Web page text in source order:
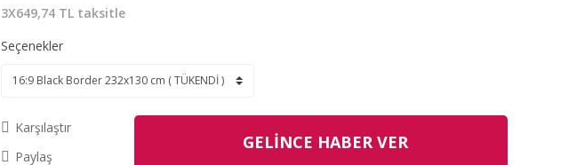
3X649,74 TL taksitle
Seçenekler
Karşılaştır
Paylaş
GELİNCE HABER VER